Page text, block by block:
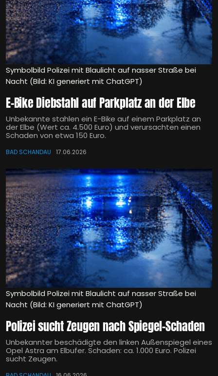
Symbolbild Polizei mit Blaulicht auf nasser Straße bei
Nacht (Bild: KI generiert mit ChatGPT)
E-Bike Diebstahl auf Parkplatz an der Elbe
Unbekannte stahlen ein E-Bike auf einem Parkplatz an
der Elbe (Wert ca. 4.500 Euro) und verursachten einen
Schaden von etwa 150 Euro.
BAD SCHANDAU 17.06.2026
Symbolbild Polizei mit Blaulicht auf nasser Straße bei
Nacht (Bild: KI generiert mit ChatGPT)
Polizei sucht Zeugen nach Spiegel-Schaden
Unbekannter beschädigte den linken Außenspiegel eines
Opel Astra am Elbufer. Schaden: ca. 1.000 Euro. Polizei
sucht Zeugen.